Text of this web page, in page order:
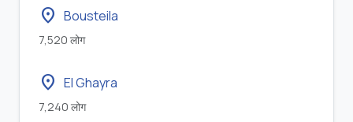
location_on Bousteila
7,520 लोग
location_on El Ghayra
7,240 लोग